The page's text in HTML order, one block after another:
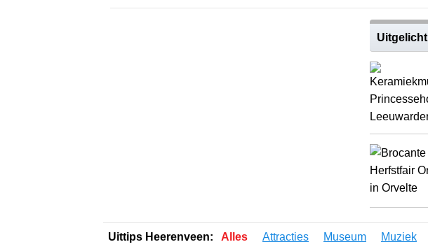
Uitgelicht
Uittips Heerenveen: Alles Attracties Museum Muziek